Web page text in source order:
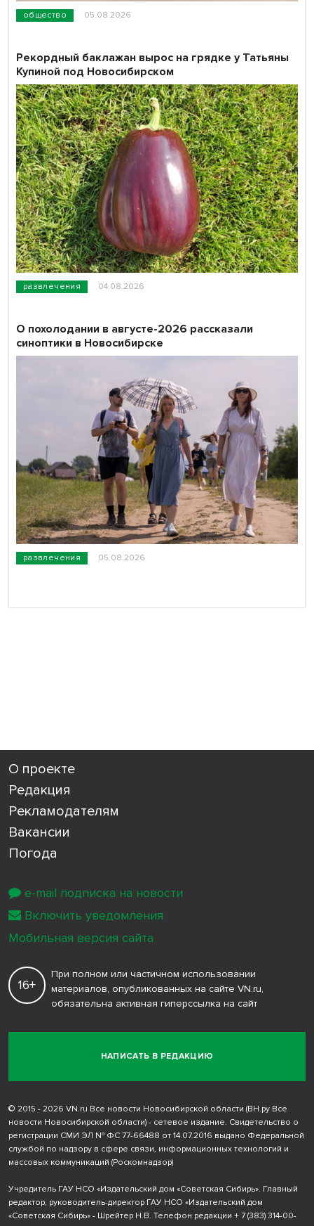
общество 05.08.2026
развлечения 04.08.2026
Рекордный баклажан вырос на грядке у Татьяны
Купиной под Новосибирском
развлечения 05.08.2026
О похолодании в августе-2026 рассказали
синоптики в Новосибирске
О проекте
Редакция
Рекламодателям
Вакансии
Погода
НАПИСАТЬ В РЕДАКЦИЮ
16+
При полном или частичном использовании
материалов, опубликованных на сайте VN.ru,
обязательна активная гиперссылка на сайт
© 2015 - 2026 VN.ru Все новости Новосибирской области (ВН.ру Все
новости Новосибирской области) - сетевое издание. Свидетельство о
регистрации СМИ ЭЛ № ФС 77-66488 от 14.07.2016 выдано Федеральной
службой по надзору в сфере связи, информационных технологий и
массовых коммуникаций (Роскомнадзор)
Учредитель ГАУ НСО «Издательский дом «Советская Сибирь». Главный
редактор, руководитель-директор ГАУ НСО «Издательский дом
«Советская Сибирь» - Шрейтер Н.В. Телефон редакции + 7 (383) 314-00-
e-mail подписка на новости
Включить уведомления
Мобильная версия сайта